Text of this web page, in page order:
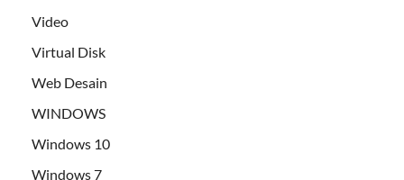
Video
Virtual Disk
Web Desain
WINDOWS
Windows 10
Windows 7